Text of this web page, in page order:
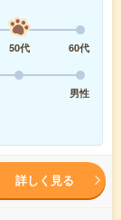
50代
60代
男性
詳しく見る